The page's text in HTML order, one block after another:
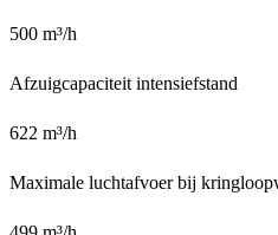
500 m³/h
Afzuigcapaciteit intensiefstand
622 m³/h
Maximale luchtafvoer bij